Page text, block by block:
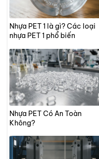
Nhựa PET 1 là gì? Các loại
nhựa PET 1 phổ biến
Nhựa PET Có An Toàn
Không?